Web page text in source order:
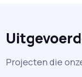
Projecten die